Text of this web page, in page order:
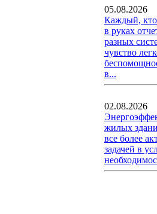
05.08.2026
Каждый, кто
в руках
разных
чувство
в...
02.08.2026
жилых
все более
задачей в